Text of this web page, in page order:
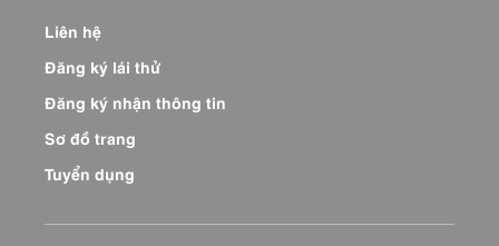
Liên hệ
Đăng ký lái thử
Đăng ký nhận thông tin
Sơ đồ trang
Tuyển dụng